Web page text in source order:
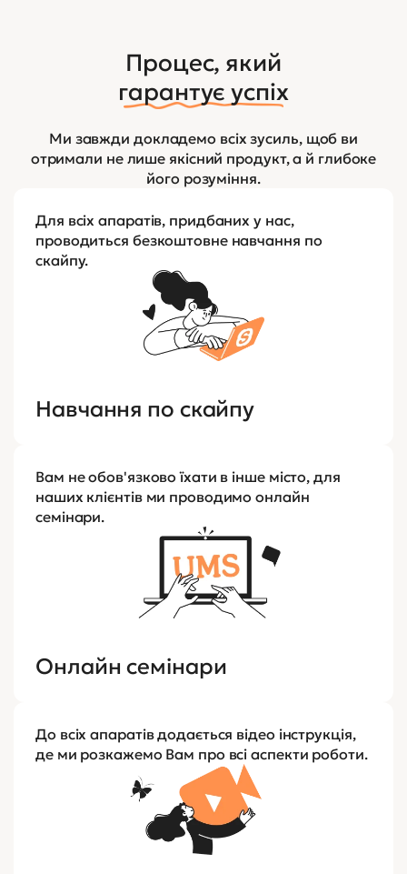
Процес, який
гарантує успіх
Ми завжди докладемо всіх зусиль, щоб ви
отримали не лише якісний продукт, а й глибоке
його розуміння.
Для всіх апаратів, придбаних у нас,
проводиться безкоштовне навчання по
скайпу.
Навчання по скайпу
Вам не обов'язково їхати в інше місто, для
наших клієнтів ми проводимо онлайн
семінари.
Онлайн семінари
До всіх апаратів додається відео інструкція,
де ми розкажемо Вам про всі аспекти роботи.